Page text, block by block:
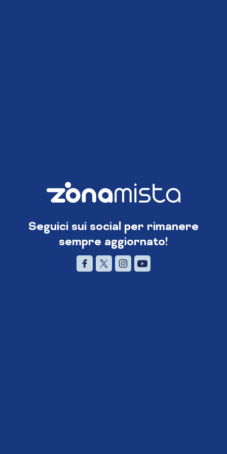
Seguici sui social per rimanere
sempre aggiornato!